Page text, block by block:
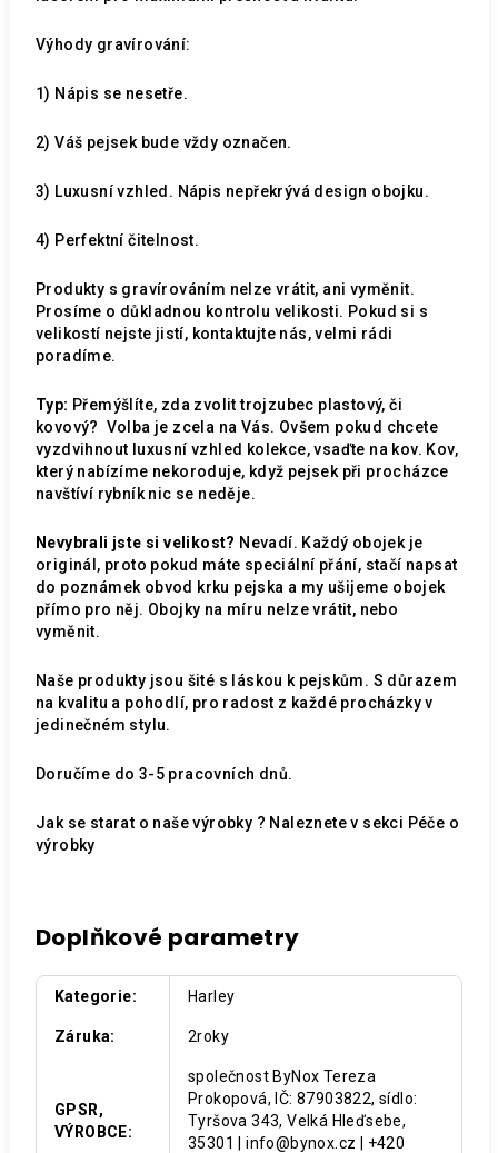
Výhody gravírování:
1) Nápis se nesetře.
2) Váš pejsek bude vždy označen.
3) Luxusní vzhled. Nápis nepřekrývá design obojku.
4) Perfektní čitelnost.
Produkty s gravírováním nelze vrátit, ani vyměnit.
Prosíme o důkladnou kontrolu velikosti. Pokud si s
velikostí nejste jistí, kontaktujte nás, velmi rádi
poradíme.
Typ: Přemýšlíte, zda zvolit trojzubec plastový, či
kovový? Volba je zcela na Vás. Ovšem pokud chcete
vyzdvihnout luxusní vzhled kolekce, vsaďte na kov. Kov,
který nabízíme nekoroduje, když pejsek při procházce
navštíví rybník nic se neděje.
Nevybrali jste si velikost? Nevadí. Každý obojek je
originál, proto pokud máte speciální přání, stačí napsat
do poznámek obvod krku pejska a my ušijeme obojek
přímo pro něj. Obojky na míru nelze vrátit, nebo
vyměnit.
Naše produkty jsou šité s láskou k pejskům. S důrazem
na kvalitu a pohodlí, pro radost z každé procházky v
jedinečném stylu.
Doručíme do 3-5 pracovních dnů.
Jak se starat o naše výrobky ? Naleznete v sekci Péče o
výrobky
Doplňkové parametry
Kategorie: Harley
Záruka: 2roky
GPSR,
VÝROBCE:
společnost ByNox Tereza
Prokopová, IČ: 87903822, sídlo:
Tyršova 343, Velká Hleďsebe,
35301 | info@bynox.cz | +420